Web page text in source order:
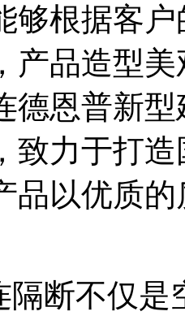
够根据客
产品造型
德恩普新
致力于打
品以优质
隔断不仅是